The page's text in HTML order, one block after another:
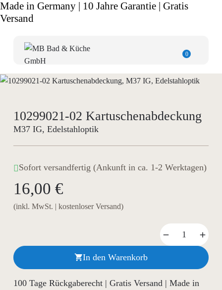
Made in Germany | 10 Jahre Garantie | Gratis
Versand
0
10299021-02 Kartuschenabdeckung
M37 IG, Edelstahloptik
Sofort versandfertig (Ankunft in ca. 1-2 Werktagen)
16,00 €
(inkl. MwSt. | kostenloser Versand)
In den Warenkorb
100 Tage Rückgaberecht | Gratis Versand | Made in